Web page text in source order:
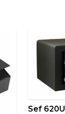
Sef 620U